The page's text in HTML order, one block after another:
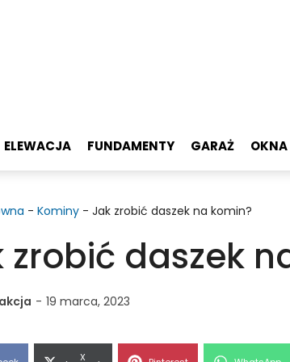
ELEWACJA FUNDAMENTY GARAŻ OKNA
- Kominy - Jak zrobić daszek na komin?
zrobić daszek
- 19 marca, 2023
Share
X